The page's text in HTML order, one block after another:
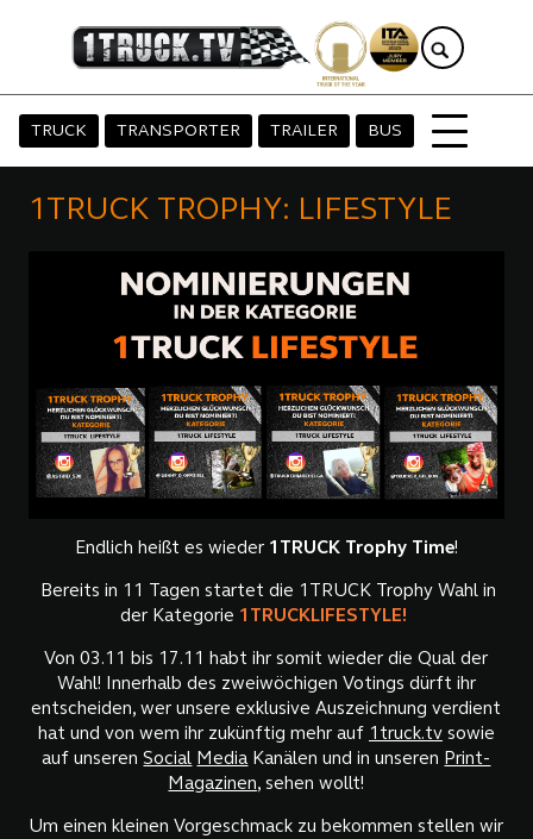
TRUCK TRANSPORTER TRAILER BUS
1TRUCK TROPHY: LIFESTYLE
Endlich heißt es wieder1TRUCK Trophy Time!
Bereits in 11 Tagen startet die 1TRUCK Trophy Wahl in
der Kategorie 1TRUCKLIFESTYLE!
Von 03.11 bis 17.11 habt ihr somit wieder die Qual der
Wahl! Innerhalb des zweiwöchigen Votings dürft ihr
entscheiden, wer unsere exklusive Auszeichnung verdient
hat und von wem ihr zukünftig mehr auf 1truck.tvsowie
auf unserenSocial MediaKanälen und in unseren Print-
Magazinen, sehen wollt!
Um einen kleinen Vorgeschmack zu bekommen stellen wir